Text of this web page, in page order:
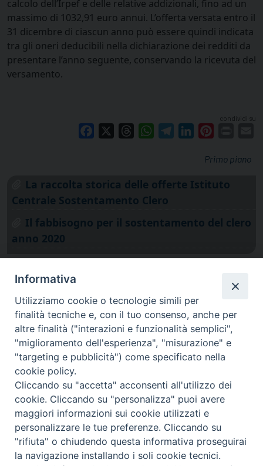
calcolo dell’Irpef e delle relative addizionali, fino ad un
massimo di 1032,91 euro annui. L’offerta versata entro il
31 dicembre di ciascun anno può essere quindi indicata
tra gli oneri deducibili nella dichiarazione dei redditi da
presentare l’anno seguente, conservando la ricevuta del
versamento.
condividi su
Facebook ThreadsWhatsAppTelegramLinkedIn
Primo piano
La raccolta storica delle offerte Istituto
Centrale Sostentamento Clero
Il fabbisogno per il sostentamento del clero
anno 2020
via Amedeo Rossi, 28 - 12100 Cuneo
segreteriagenerale@diocesicuneofossano.it
c.f. 96017380047
Informativa
Utilizziamo cookie o tecnologie simili per
finalità tecniche e, con il tuo consenso, anche per
altre finalità ("interazioni e funzionalità semplici",
"miglioramento dell'esperienza", "misurazione" e
"targeting e pubblicità") come specificato nella
cookie policy.
Cliccando su "accetta" acconsenti all'utilizzo dei
cookie. Cliccando su "personalizza" puoi avere
maggiori informazioni sui cookie utilizzati e
personalizzare le tue preferenze. Cliccando su
"rifiuta" o chiudendo questa informativa proseguirai
la navigazione installando i soli cookie tecnici.